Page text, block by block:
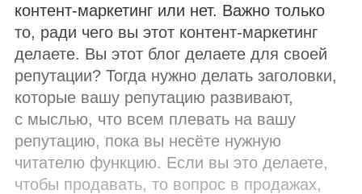
контент‑маркетинг или нет. Важно только
то, ради чего вы этот контент‑маркетинг
делаете. Вы этот блог делаете для своей
репутации? Тогда нужно делать заголовки,
которые вашу репутацию развивают,
с мыслью, что всем плевать на вашу
репутацию, пока вы несёте нужную
читателю функцию. Если вы это делаете,
чтобы продавать, то вопрос в продажах,